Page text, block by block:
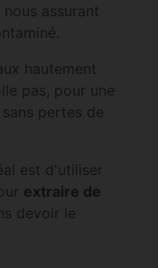
nous assurant
hautement
pas, pour une
pertes de
est d'utiliser
extraire de
devoir le